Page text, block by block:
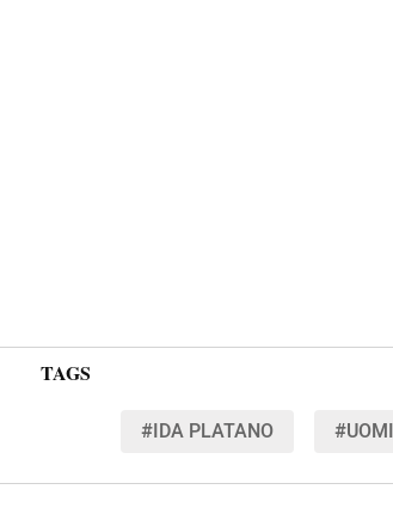
TAGS
#IDA PLATANO